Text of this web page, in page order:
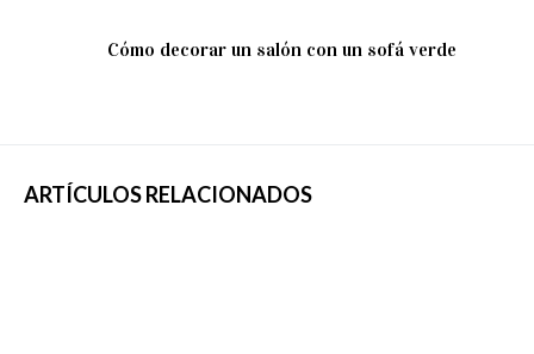
Cómo decorar un salón con un sofá verde
ARTÍCULOS RELACIONADOS